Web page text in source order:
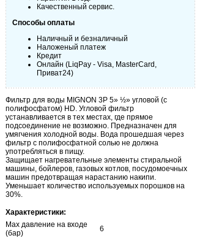
Качественный сервис.
Способы оплаты
Наличный и безналичный
Наложеный платеж
Кредит
Онлайн (LiqPay - Visa, MasterCard,
Приват24)
Фильтр для воды MIGNON 3P 5» ½» угловой (с
полифосфатом) HD. Угловой фильтр
устанавливается в тех местах, где прямое
подсоединение не возможно. Предназначен для
умягчения холодной воды. Вода прошедшая через
фильтр с полифосфатной солью не должна
употребляться в пищу.
Защищает нагревательные элементы стиральной
машины, бойлеров, газовых котлов, посудомоечных
машин предотвращая нарастанию накипи.
Уменьшает количество используемых порошков на
30%.
Характеристики:
Max давление на входе
(бар)
6